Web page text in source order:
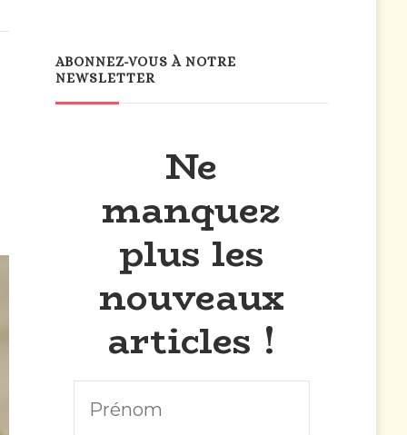
ABONNEZ-VOUS À NOTRE
NEWSLETTER
Ne
manquez
plus les
nouveaux
articles !